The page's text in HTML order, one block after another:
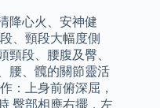
降心火、安神健
、頸段大幅度側
頸段、腰腹及臀、
腰、髖的關節靈活
：上身前俯深屈，
臀部相應右擺，左